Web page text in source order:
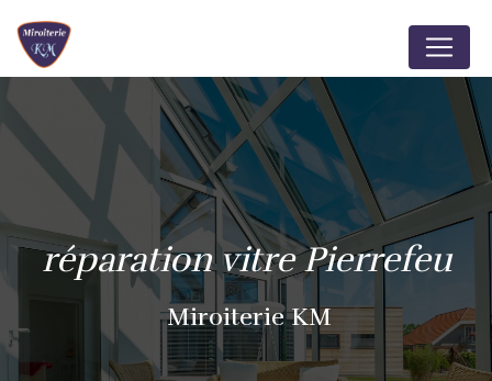
réparation vitre Pierrefeu
Miroiterie KM